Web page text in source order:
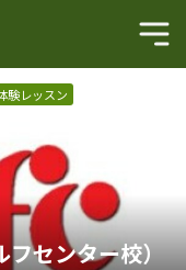
験レッスン
フセンター校）